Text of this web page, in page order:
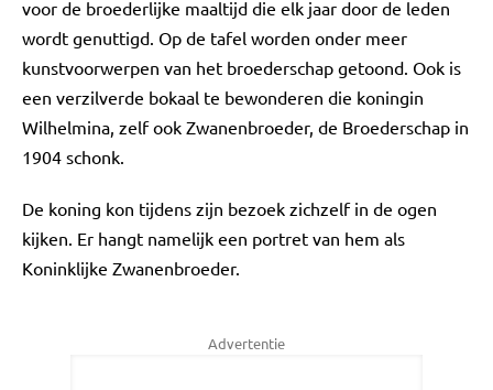
voor de broederlijke maaltijd die elk jaar door de leden
wordt genuttigd. Op de tafel worden onder meer
kunstvoorwerpen van het broederschap getoond. Ook is
een verzilverde bokaal te bewonderen die koningin
Wilhelmina, zelf ook Zwanenbroeder, de Broederschap in
1904 schonk.
De koning kon tijdens zijn bezoek zichzelf in de ogen
kijken. Er hangt namelijk een portret van hem als
Koninklijke Zwanenbroeder.
Advertentie